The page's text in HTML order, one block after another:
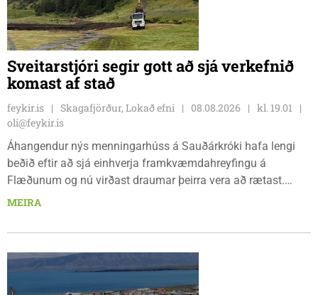
Sveitarstjóri segir gott að sjá verkefnið
komast af stað
feykir.is Skagafjörður, Lokað efni 08.08.2026
kl. 19.01
oli@feykir.is
Áhangendur nýs menningarhúss á Sauðárkróki hafa lengi
beðið eftir að sjá einhverja framkvæmdahreyfingu á
Flæðunum og nú virðast draumar þeirra vera að rætast.
Þórður Hansen mætti með tæki og tól og hóf
og sagði Magnús Barðdal sveitarstjóri það vera virkilega
þegar Feykir spurði hann út í málið.
MEIRA